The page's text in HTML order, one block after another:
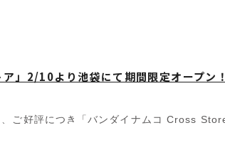
」第二弾といった定番商品や、『TIGER &
れました。
ミニアクリルスタンド 第三弾 全10種+1種(
第二弾
」2/10より池袋にて期間限定オープン！
ご好評につき「バンダイナムコ Cross